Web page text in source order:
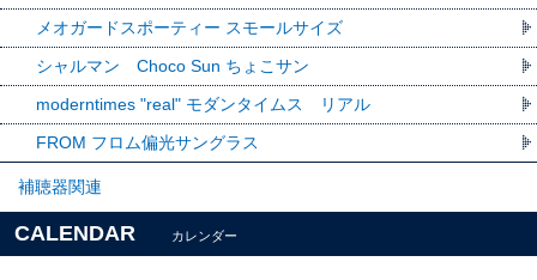
メオガードスポーティー スモールサイズ
シャルマン Choco Sun ちょこサン
moderntimes "real" モダンタイムス リアル
FROM フロム偏光サングラス
補聴器関連
CALENDAR カレンダー